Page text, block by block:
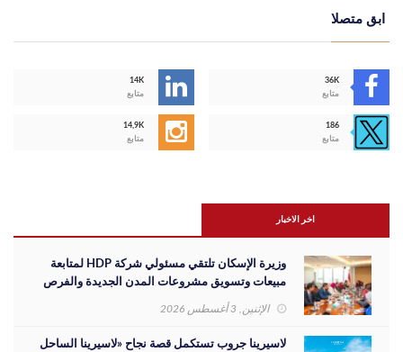
ابق متصلا
14K
متابع
36K
متابع
14,9K
متابع
186
متابع
اخر الاخبار
وزيرة الإسكان تلتقي مسئولي شركة HDP لمتابعة
مبيعات وتسويق مشروعات المدن الجديدة والفرص
الإثنين, 3 أغسطس 2026
لاسيرينا جروب تستكمل قصة نجاح «لاسيرينا الساحل